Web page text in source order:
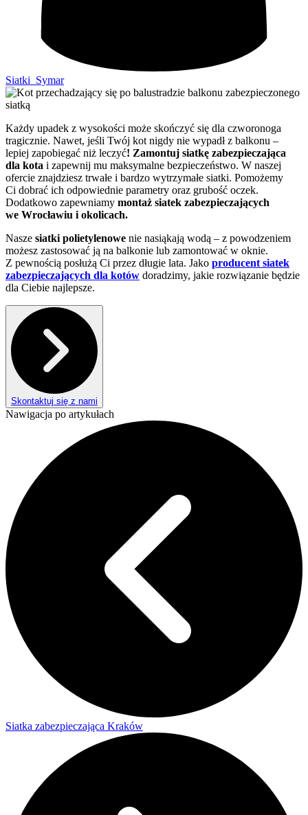
Siatki_Symar
Każdy upadek z wysokości może skończyć się dla czworonoga
tragicznie. Nawet, jeśli Twój kot nigdy nie wypadł z balkonu –
lepiej zapobiegać niż leczyć! Zamontuj siatkę zabezpieczająca
dla kota i zapewnij mu maksymalne bezpieczeństwo. W naszej
ofercie znajdziesz trwałe i bardzo wytrzymałe siatki. Pomożemy
Ci dobrać ich odpowiednie parametry oraz grubość oczek.
Dodatkowo zapewniamy montaż siatek zabezpieczających
we Wrocławiu i okolicach.
Nasze siatki polietylenowe nie nasiąkają wodą – z powodzeniem
możesz zastosować ją na balkonie lub zamontować w oknie.
Z pewnością posłużą Ci przez długie lata. Jako producent siatek
zabezpieczających dla kotów doradzimy, jakie rozwiązanie będzie
dla Ciebie najlepsze.
Skontaktuj się z nami
Nawigacja po artykułach
Siatka zabezpieczająca Kraków